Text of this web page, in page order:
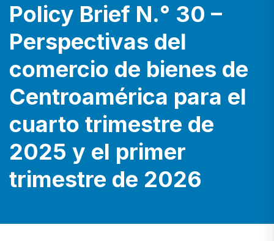
Policy Brief N.° 30 –
Perspectivas del
comercio de bienes de
Centroamérica para el
cuarto trimestre de
2025 y el primer
trimestre de 2026